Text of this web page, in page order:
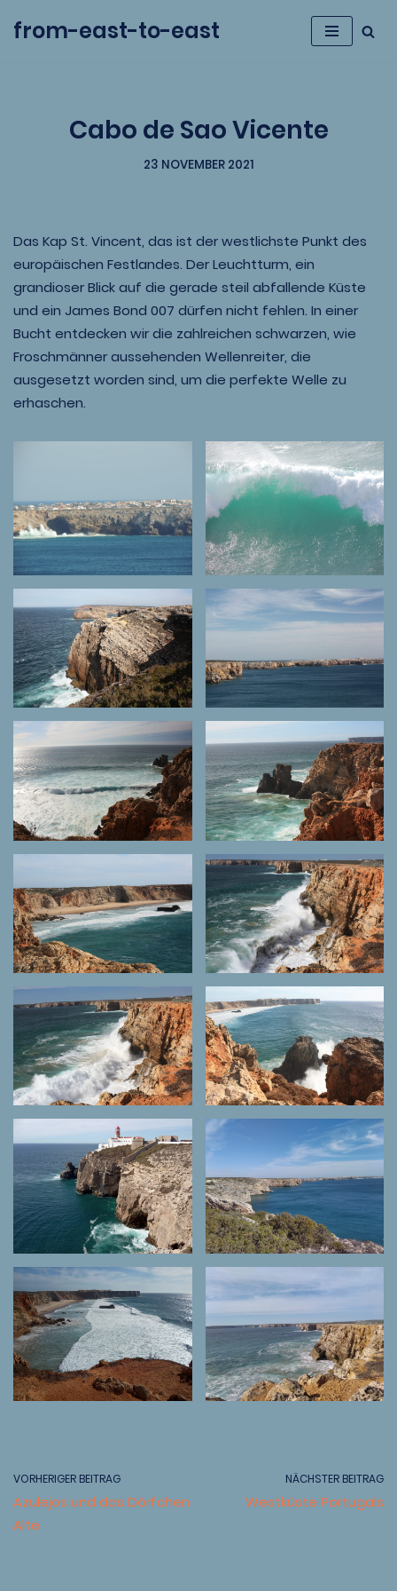
from-east-to-east
Cabo de Sao Vicente
23 NOVEMBER 2021
Das Kap St. Vincent, das ist der westlichste Punkt des
europäischen Festlandes. Der Leuchtturm, ein
grandioser Blick auf die gerade steil abfallende Küste
und ein James Bond 007 dürfen nicht fehlen. In einer
Bucht entdecken wir die zahlreichen schwarzen, wie
Froschmänner aussehenden Wellenreiter, die
ausgesetzt worden sind, um die perfekte Welle zu
erhaschen.
VORHERIGER BEITRAG
Azulejos und das Dörfchen
Alte
NÄCHSTER BEITRAG
Westküste Portugals